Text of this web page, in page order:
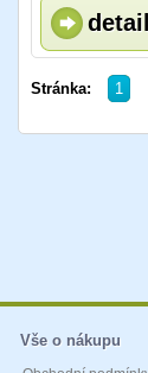
Stránka: 1
Vše o nákupu